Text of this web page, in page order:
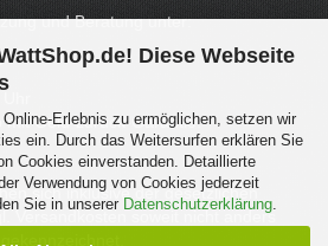
Diese Webseite
Erlebnis zu ermöglichen, setzen wir
ein. Durch das Weitersurfen erklären Sie
Cookies einverstanden. Detaillierte
Verwendung von Cookies jederzeit
Sie in unserer Datenschutzerklärung.
und Beratung unter:
mit Geld-zurück-Garantie.
sich inklusive der gesetzlichen
Versandkostensoweit nicht anders